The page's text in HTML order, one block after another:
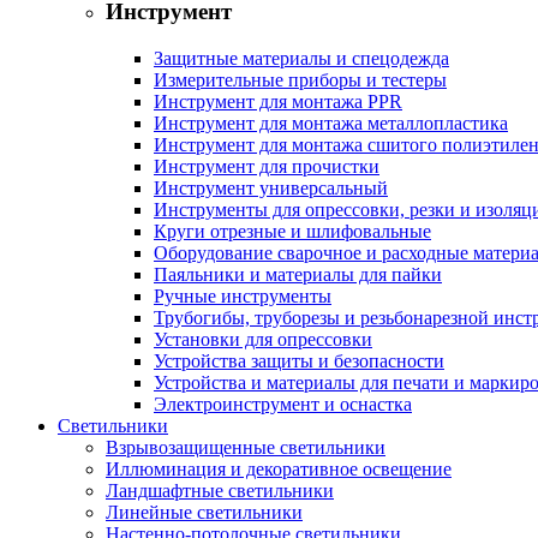
Инструмент
Защитные материалы и спецодежда
Измерительные приборы и тестеры
Инструмент для монтажа PPR
Инструмент для монтажа металлопластика
Инструмент для монтажа сшитого
Инструмент для прочистки
Инструмент универсальный
Инструменты для опрессовки, резки и
Круги отрезные и шлифовальные
Оборудование сварочное и расходные
Паяльники и материалы для пайки
Ручные инструменты
Трубогибы, труборезы и резьбонарезной
Установки для опрессовки
Устройства защиты и безопасности
Устройства и материалы для печати и
Электроинструмент и оснастка
Светильники
Взрывозащищенные светильники
Иллюминация и декоративное освещение
Ландшафтные светильники
Линейные светильники
Настенно-потолочные светильники